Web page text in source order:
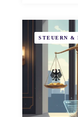
STEUERN &